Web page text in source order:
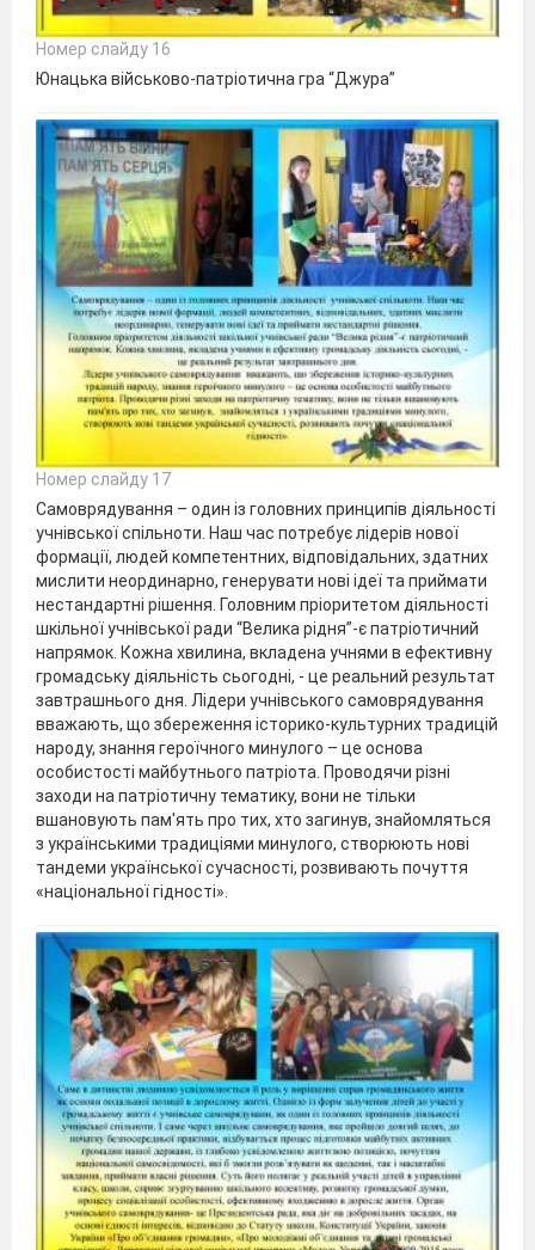
Номер слайду 16
Юнацька військово-патріотична гра “Джура”
Номер слайду 17
Самоврядування – один із головних принципів діяльності
учнівської спільноти. Наш час потребує лідерів нової
формації, людей компетентних, відповідальних, здатних
мислити неординарно, генерувати нові ідеї та приймати
нестандартні рішення. Головним пріоритетом діяльності
шкільної учнівської ради “Велика рідня”-є патріотичний
напрямок. Кожна хвилина, вкладена учнями в ефективну
громадську діяльність сьогодні, - це реальний результат
завтрашнього дня. Лідери учнівського самоврядування
вважають, що збереження історико-культурних традицій
народу, знання героїчного минулого – це основа
особистості майбутнього патріота. Проводячи різні
заходи на патріотичну тематику, вони не тільки
вшановують пам'ять про тих, хто загинув, знайомляться
з українськими традиціями минулого, створюють нові
тандеми української сучасності, розвивають почуття
«національної гідності».